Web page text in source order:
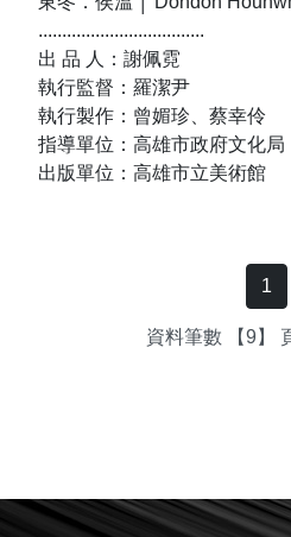
...................................
出 品 人：謝佩霓
執行監督：羅潔尹
執行製作：曾媚珍、蔡幸伶
指導單位：高雄市政府文化局
出版單位：高雄市立美術館
1
資料筆數 【9】